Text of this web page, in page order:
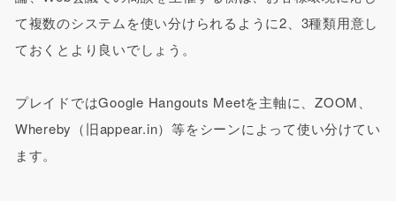
て複数のシステムを使い分けられるように2、3種類用意し
ておくとより良いでしょう。
プレイドではGoogle Hangouts Meetを主軸に、ZOOM、
Whereby（旧appear.in）等をシーンによって使い分けてい
ます。